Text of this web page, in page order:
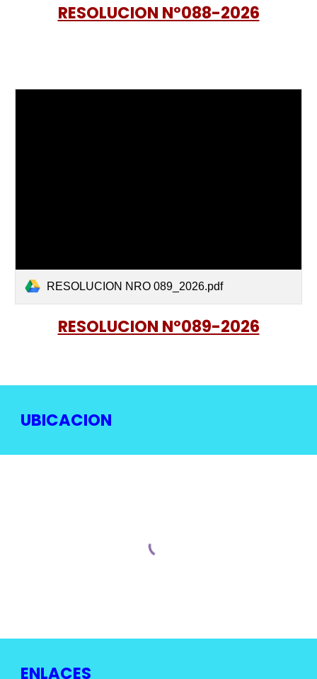
RESOLUCION Nº088-2026
RESOLUCION NRO 089_2026.pdf
RESOLUCION Nº089-2026
UBICACION
ENLACES